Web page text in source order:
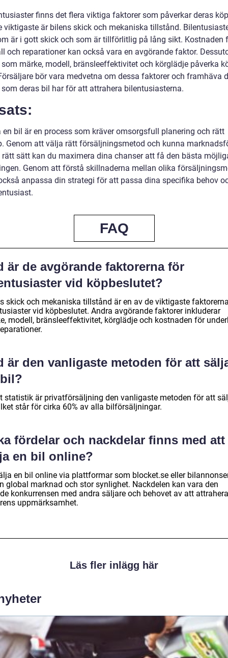
finns det flera viktiga faktorer som påverkar deras
viktigaste är bilens skick och mekaniska tillstånd.
är i gott skick och som är tillförlitlig på lång sikt. Kostnaden
och reparationer kan också vara en avgörande faktor.
märke, modell, bränsleeffektivitet och körglädje påverka
bör vara medvetna om dessa faktorer och framhäva
deras bil har för att attrahera bilentusiasterna.
en bil är en process som kräver omsorgsfull planering och rätt
Genom att välja rätt försäljningsmetod och kunna
rätt sätt kan du maximera dina chanser att få den bästa
Genom att förstå skillnaderna mellan olika
anpassa din strategi för att passa dina specifika behov
FAQ
är de avgörande faktorerna för
vid köpbeslutet?
skick och mekaniska tillstånd är en av de viktigaste
vid köpbeslutet. Andra avgörande faktorer inkluderar
modell, bränsleeffektivitet, körglädje och kostnaden för
är den vanligaste metoden för att
statistik är privatförsäljning den vanligaste metoden för att
står för cirka 60% av alla bilförsäljningar.
fördelar och nackdelar finns med att
en bil online?
en bil online via plattformar som blocket.se eller
global marknad och stor synlighet. Nackdelen kan vara den
konkurrensen med andra säljare och behovet av att attrahera
uppmärksamhet.
Läs fler inlägg här